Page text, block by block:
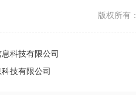
版权所有：
科技有限公司
技有限公司